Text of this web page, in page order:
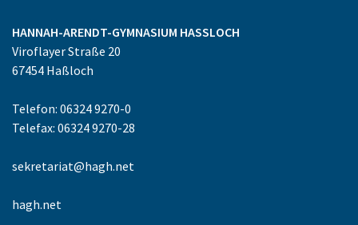
HANNAH-ARENDT-GYMNASIUM HASSLOCH
Viroflayer Straße 20
67454 Haßloch
Telefon: 06324 9270-0
Telefax: 06324 9270-28
sekretariat@hagh.net
hagh.net